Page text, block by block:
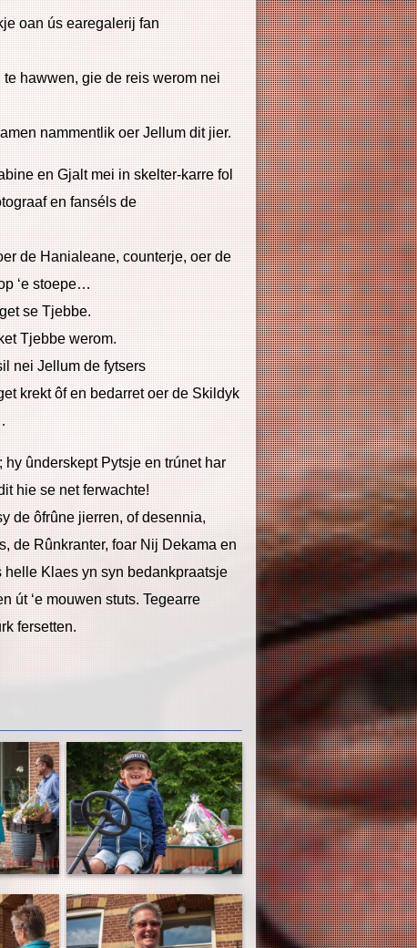
oan ús earegalerij fan
hawwen, gie de reis werom nei
nammentlik oer Jellum dit jier.
en Gjalt mei in skelter-karre fol
en fanséls de
de Hanialeane, counterje, oer de
‘e stoepe…
se Tjebbe.
Tjebbe werom.
nei Jellum de fytsers
krekt ôf en bedarret oer de Skildyk
ûnderskept Pytsje en trúnet har
hie se net ferwachte!
de ôfrûne jierren, of desennia,
de Rûnkranter, foar Nij Dekama en
helle Klaes yn syn bedankpraatsje
út ‘e mouwen stuts. Tegearre
fersetten.